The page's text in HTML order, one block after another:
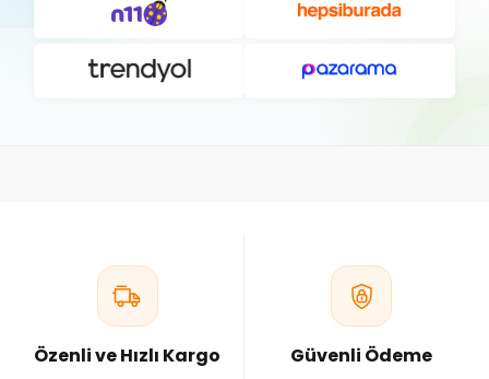
Özenli ve Hızlı Kargo Güvenli Ödeme